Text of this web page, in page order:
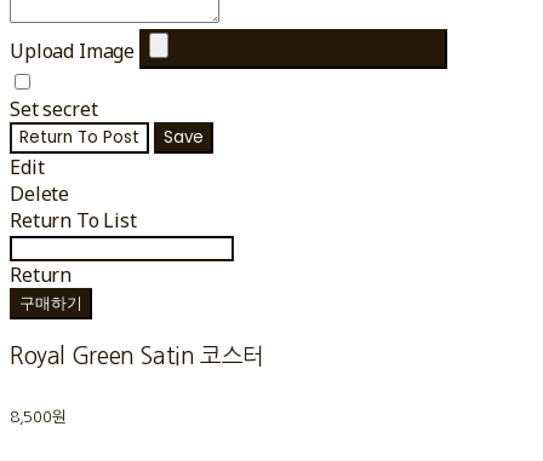
Upload Image
Set secret
Return To Post Save
Edit
Delete
Return To List
Return
구매하기
Royal Green Satin 코스터
8,500원